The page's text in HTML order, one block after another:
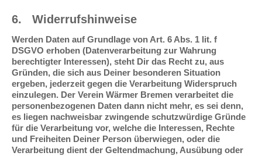
6. Widerrufshinweise
Werden Daten auf Grundlage von Art. 6 Abs. 1 lit. f
DSGVO erhoben (Datenverarbeitung zur Wahrung
berechtigter Interessen), steht Dir das Recht zu, aus
Gründen, die sich aus Deiner besonderen Situation
ergeben, jederzeit gegen die Verarbeitung Widerspruch
einzulegen. Der Verein Wärmer Bremen verarbeitet die
personenbezogenen Daten dann nicht mehr, es sei denn,
es liegen nachweisbar zwingende schutzwürdige Gründe
für die Verarbeitung vor, welche die Interessen, Rechte
und Freiheiten Deiner Person überwiegen, oder die
Verarbeitung dient der Geltendmachung, Ausübung oder